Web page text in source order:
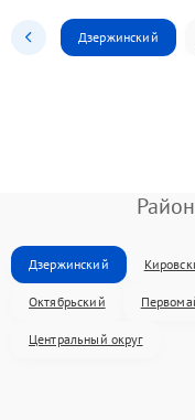
Дзержинский
Дзержинский
Октябрьский
Центральный округ